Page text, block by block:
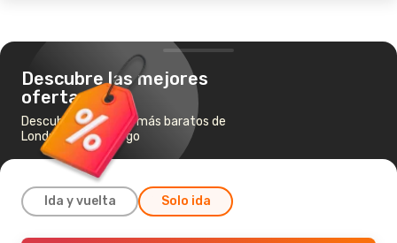
Descubre las mejores
ofertas
Descubre los vuelos más baratos de
Londres a Edimburgo
Ida y vuelta Solo ida